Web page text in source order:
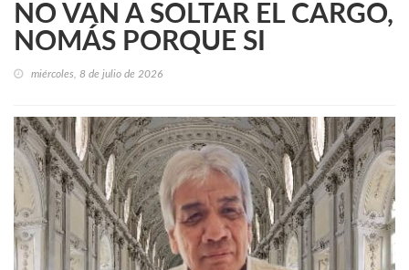
NO VAN A SOLTAR EL CARGO,
NOMÁS PORQUE SI
miércoles, 8 de julio de 2026